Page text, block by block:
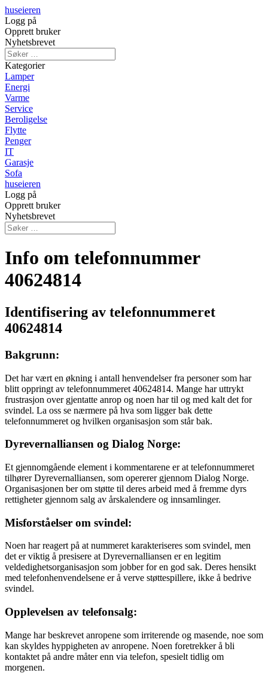
huseieren
Logg på
Opprett bruker
Nyhetsbrevet
Kategorier
Lamper
Energi
Varme
Service
Beroligelse
Flytte
Penger
IT
Garasje
Sofa
huseieren
Logg på
Opprett bruker
Nyhetsbrevet
Info om telefonnummer
40624814
Identifisering av telefonnummeret
40624814
Bakgrunn:
Det har vært en økning i antall henvendelser fra personer som har
blitt oppringt av telefonnummeret 40624814. Mange har uttrykt
frustrasjon over gjentatte anrop og noen har til og med kalt det for
svindel. La oss se nærmere på hva som ligger bak dette
telefonnummeret og hvilken organisasjon som står bak.
Dyrevernalliansen og Dialog Norge:
Et gjennomgående element i kommentarene er at telefonnummeret
tilhører Dyrevernalliansen, som opererer gjennom Dialog Norge.
Organisasjonen ber om støtte til deres arbeid med å fremme dyrs
rettigheter gjennom salg av årskalendere og innsamlinger.
Misforståelser om svindel:
Noen har reagert på at nummeret karakteriseres som svindel, men
det er viktig å presisere at Dyrevernalliansen er en legitim
veldedighetsorganisasjon som jobber for en god sak. Deres hensikt
med telefonhenvendelsene er å verve støttespillere, ikke å bedrive
svindel.
Opplevelsen av telefonsalg:
Mange har beskrevet anropene som irriterende og masende, noe som
kan skyldes hyppigheten av anropene. Noen foretrekker å bli
kontaktet på andre måter enn via telefon, spesielt tidlig om
morgenen.